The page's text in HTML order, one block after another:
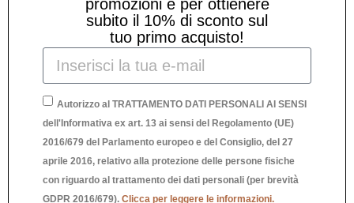
Richiedi Informazioni
promozioni e per ottienere
subito il 10% di sconto sul
tuo primo acquisto!
Autorizzo al TRATTAMENTO DATI PERSONALI AI SENSI
dell'Informativa ex art. 13 ai sensi del Regolamento (UE)
2016/679 del Parlamento europeo e del Consiglio, del 27
aprile 2016, relativo alla protezione delle persone fisiche
con riguardo al trattamento dei dati personali (per brevità
GDPR 2016/679). Clicca per leggere le informazioni.